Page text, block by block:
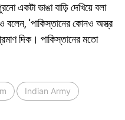
একটা ভাঙা বাড়ি দেখিয়ে বলা
বলেন, ‘পাকিস্তানের কোনও অস্ত্র
দিক। পাকিস্তানের মতো
Indian Army